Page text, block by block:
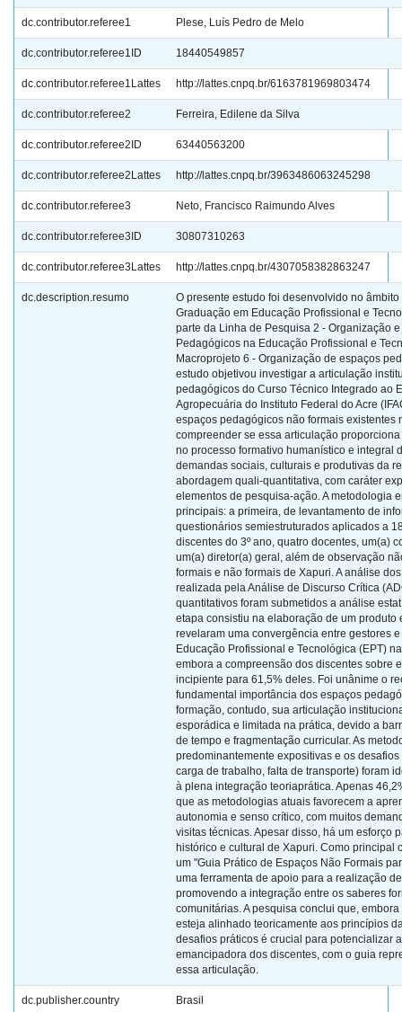
dc.contributor.referee1 Plese, Luís Pedro de Melo
dc.contributor.referee1ID 18440549857
dc.contributor.referee1Lattes http://lattes.cnpq.br/6163781969803474
dc.contributor.referee2 Ferreira, Edilene da Silva
dc.contributor.referee2ID 63440563200
dc.contributor.referee2Lattes http://lattes.cnpq.br/3963486063245298
dc.contributor.referee3 Neto, Francisco Raimundo Alves
dc.contributor.referee3ID 30807310263
dc.contributor.referee3Lattes http://lattes.cnpq.br/4307058382863247
dc.description.resumo
O presente estudo foi desenvolvido no
Graduação em Educação Profissional e
parte da Linha de Pesquisa 2 - Organização
Pedagógicos na Educação Profissional e
Macroprojeto 6 - Organização de espaços
estudo objetivou investigar a articulação
pedagógicos do Curso Técnico Integrado ao
Agropecuária do Instituto Federal do Acre
espaços pedagógicos não formais existentes
compreender se essa articulação
no processo formativo humanístico e integral
demandas sociais, culturais e produtivas da
abordagem quali-quantitativa, com caráter
elementos de pesquisa-ação. A metodologia
principais: a primeira, de levantamento de
questionários semiestruturados aplicados a
discentes do 3º ano, quatro docentes, um(a)
um(a) diretor(a) geral, além de observação
formais e não formais de Xapuri. A análise
realizada pela Análise de Discurso Crítica
quantitativos foram submetidos a análise
etapa consistiu na elaboração de um produto
revelaram uma convergência entre gestores
Educação Profissional e Tecnológica (EPT)
embora a compreensão dos discentes sobre
incipiente para 61,5% deles. Foi unânime o
fundamental importância dos espaços
formação, contudo, sua articulação
esporádica e limitada na prática, devido a
de tempo e fragmentação curricular. As
predominantemente expositivas e os
carga de trabalho, falta de transporte) foram
à plena integração teoriaprática. Apenas
que as metodologias atuais favorecem a
autonomia e senso crítico, com muitos
visitas técnicas. Apesar disso, há um esforço
histórico e cultural de Xapuri. Como principal
um "Guia Prático de Espaços Não Formais
uma ferramenta de apoio para a realização
promovendo a integração entre os saberes
comunitárias. A pesquisa conclui que,
esteja alinhado teoricamente aos princípios
desafios práticos é crucial para potencializar
emancipadora dos discentes, com o guia
essa articulação.
dc.publisher.country Brasil